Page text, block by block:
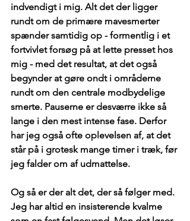
indvendigt i mig. Alt det der ligger
rundt om de primære mavesmerter
spænder samtidig op - formentlig i et
fortvivlet forsøg på at lette presset hos
mig - med det resultat, at det også
begynder at gøre ondt i områderne
rundt om den centrale modbydelige
smerte. Pauserne er desværre ikke så
lange i den mest intense fase. Derfor
har jeg også ofte oplevelsen af, at det
står på i grotesk mange timer i træk, før
jeg falder om af udmattelse.
Og så er der alt det, der så følger med.
Jeg har altid en insisterende kvalme